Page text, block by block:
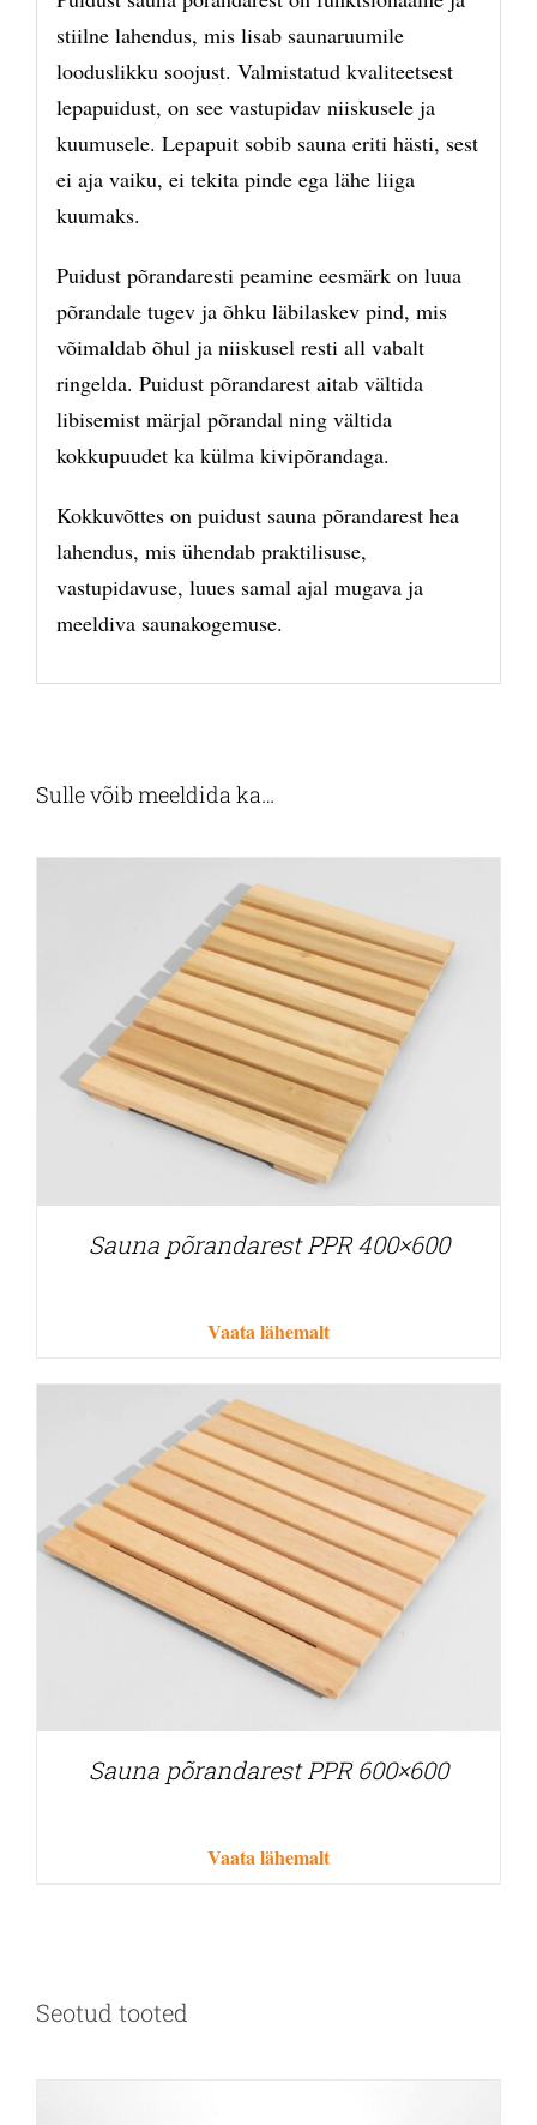
stiilne lahendus, mis lisab saunaruumile
looduslikku soojust. Valmistatud kvaliteetsest
lepapuidust, on see vastupidav niiskusele ja
kuumusele. Lepapuit sobib sauna eriti hästi, sest
ei aja vaiku, ei tekita pinde ega lähe liiga
kuumaks.
Puidust põrandaresti peamine eesmärk on luua
põrandale tugev ja õhku läbilaskev pind, mis
võimaldab õhul ja niiskusel resti all vabalt
ringelda. Puidust põrandarest aitab vältida
libisemist märjal põrandal ning vältida
kokkupuudet ka külma kivipõrandaga.
Kokkuvõttes on puidust sauna põrandarest hea
lahendus, mis ühendab praktilisuse,
vastupidavuse, luues samal ajal mugava ja
meeldiva saunakogemuse.
Sulle võib meeldida ka…
Sauna põrandarest PPR 400×600
Vaata lähemalt
Sauna põrandarest PPR 600×600
Vaata lähemalt
Seotud tooted